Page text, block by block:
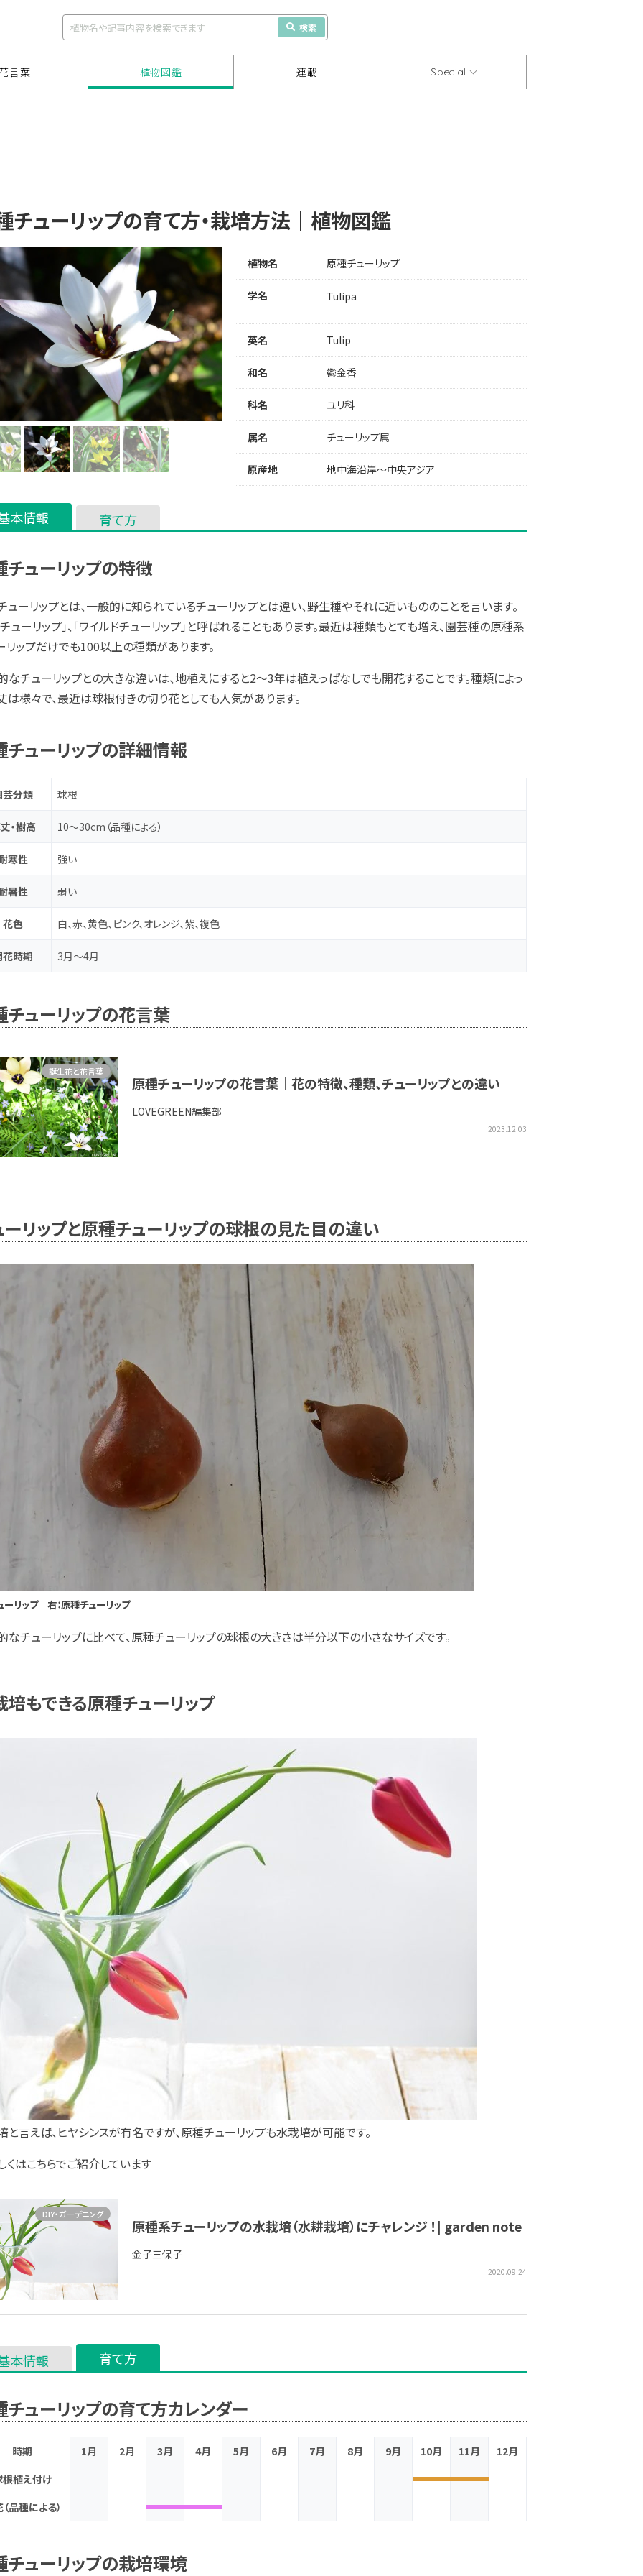
検索
言葉 植物図鑑 連載 Special
チューリップの育て方・栽培方法｜植物図鑑
植物名 原種チューリップ
学名 Tulipa
英名 Tulip
和名 鬱金香
科名 ユリ科
属名 チューリップ属
原産地 地中海沿岸～中央アジア
本情報 育て方
チューリップの特徴
ューリップとは、一般的に知られているチューリップとは違い、野生種やそれに近いもののことを言います。
チューリップ」、「ワイルドチューリップ」と呼ばれることもあります。最近は種類もとても増え、園芸種の原種系
リップだけでも100以上の種類があります。
なチューリップとの大きな違いは、地植えにすると2～3年は植えっぱなしでも開花することです。種類によっ
は様々で、最近は球根付きの切り花としても人気があります。
チューリップの詳細情報
芸分類 球根
・樹高 10～30cm（品種による）
寒性 強い
暑性 弱い
花色 白、赤、黄色、ピンク、オレンジ、紫、複色
花時期 3月～4月
チューリップの花言葉
原種チューリップの花言葉｜花の特徴、種類、チューリップとの違い
LOVEGREEN編集部
2023.12.03
誕生花と花言葉
ーリップと原種チューリップの球根の見た目の違い
ーリップ 右：原種チューリップ
なチューリップに比べて、原種チューリップの球根の大きさは半分以下の小さなサイズです。
培もできる原種チューリップ
と言えば、ヒヤシンスが有名ですが、原種チューリップも水栽培が可能です。
はこちらでご紹介しています
原種系チューリップの水栽培（水耕栽培）にチャレンジ ！| garden note
金子三保子
2020.09.24
DIY・ガーデニング
本情報 育て方
チューリップの育て方カレンダー
時期 1月 2月 3月 4月 5月 6月 7月 8月 9月 10月 11月
12月
根植え付け
品種による）
チューリップの栽培環境